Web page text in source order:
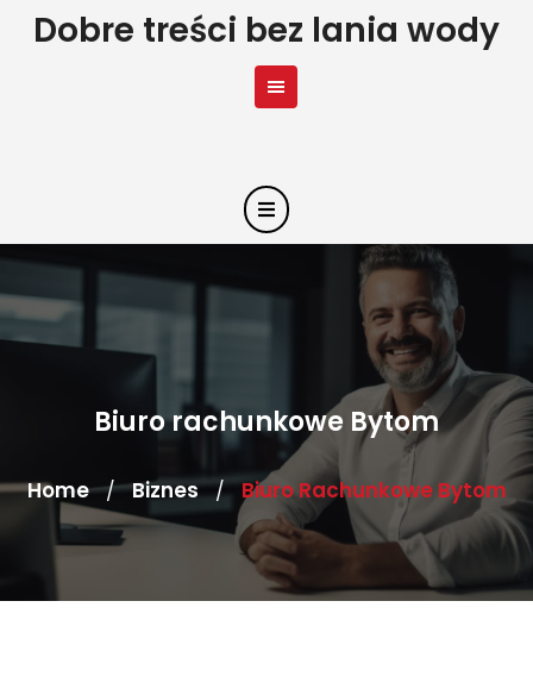
SkipDobre treści bez lania wody
Biuro rachunkowe Bytom
Home / Biznes / Biuro Rachunkowe Bytom